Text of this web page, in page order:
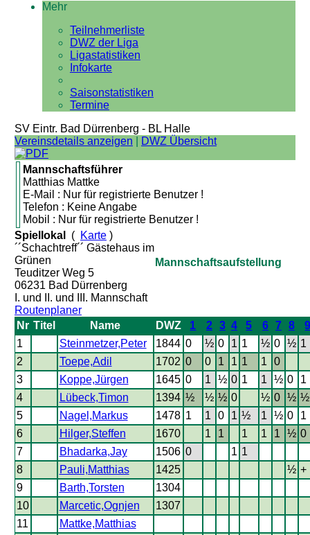
Mehr
Teilnehmerliste
DWZ der Liga
Ligastatistiken
Infokarte
Saisonstatistiken
Termine
SV Eintr. Bad Dürrenberg - BL Halle
Vereinsdetails anzeigen
DWZ Übersicht
Mannschaftsführer
Matthias Mattke
E-Mail : Nur für registrierte Benutzer !
Telefon : Keine Angabe
Mobil : Nur für registrierte Benutzer !
Spiellokal
( Karte)
´´Schachtreff´´ Gästehaus im
Grünen
Teuditzer Weg 5
06231 Bad Dürrenberg
I. und II. und III. Mannschaft
Routenplaner
Mannschaftsaufstellung
Nr Titel Name DWZ 1 2 3 4 5 6 7 8
1
Steinmetzer,Peter 1844 0 ½ 0 1 1 ½ 0 ½ 1
2
Toepe,Adil 1702 0 0 1 1 1 1
0
3
Koppe,Jürgen 1645 0 1 ½ 0 1 1 ½ 0
1
4
Lübeck,Timon 1394 ½ ½ ½ 0 ½ 0 ½ ½
5
Nagel,Markus 1478 1 1 0 1 ½ 1 ½ 0
1
6
Hilger,Steffen 1670 1 1 1 1 1 ½ 0
7
Bhadarka,Jay 1506 0 1 1
8
Pauli,Matthias 1425 ½ +
9
Barth,Torsten
1304
10
Marcetic,Ognjen
1307
11
Mattke,Matthias